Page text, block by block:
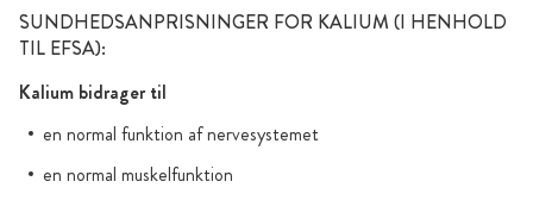
SUNDHEDSANPRISNINGER FOR KALIUM (I HENHOLD
TIL EFSA):
Kalium bidrager til
en normal funktion af nervesystemet
en normal muskelfunktion